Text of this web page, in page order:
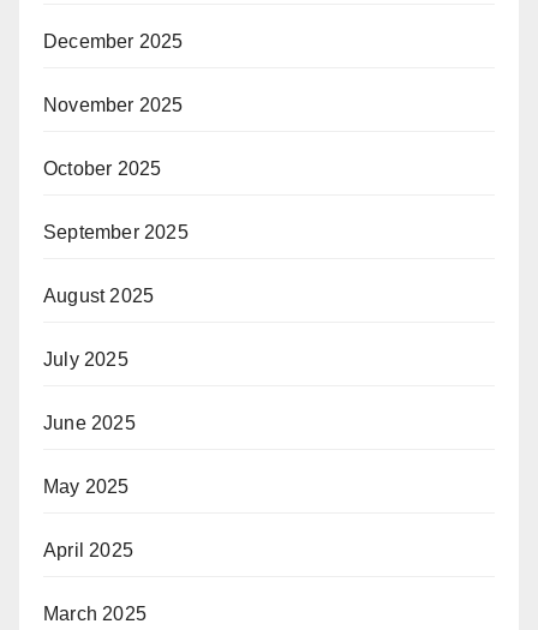
December 2025
November 2025
October 2025
September 2025
August 2025
July 2025
June 2025
May 2025
April 2025
March 2025